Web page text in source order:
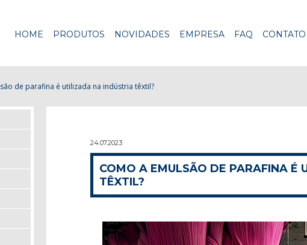
HOME PRODUTOS NOVIDADES EMPRESA FAQ CONTATO
de parafina é utilizada na indústria têxtil?
24.07.2023
COMO A EMULSÃO DE PARAFINA É
TÊXTIL?